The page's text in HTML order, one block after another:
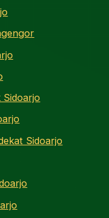
Sidoarjo
Sidoarjo